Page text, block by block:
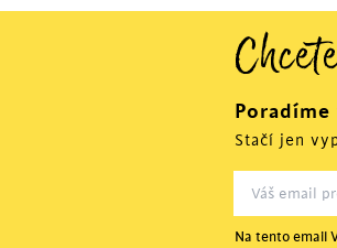
Stačí jen
Na tento email